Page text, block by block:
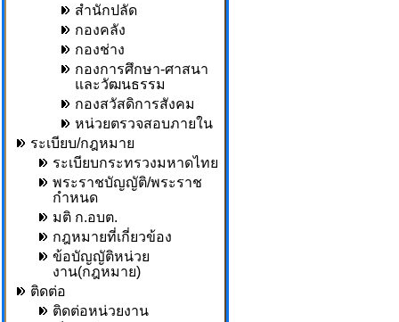
สำนักปลัด
กองคลัง
กองช่าง
กองการศึกษา-ศาสนา
และวัฒนธรรม
กองสวัสดิการสังคม
หน่วยตรวจสอบภายใน
ระเบียบ/กฎหมาย
ระเบียบกระทรวงมหาดไทย
พระราชบัญญัติ/พระราช
กำหนด
มติ ก.อบต.
กฎหมายที่เกี่ยวข้อง
ข้อบัญญัติหน่วย
งาน(กฎหมาย)
ติดต่อ
ติดต่อหน่วยงาน